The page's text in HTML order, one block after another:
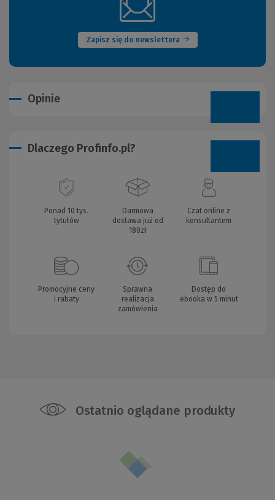
Zapisz się do newslettera
(Nowe
okno)
Opinie
Dlaczego Profinfo.pl?
Ponad 10 tys.
tytułów
Darmowa
dostawa już od
180zł
Czat online z
konsultantem
Promocyjne ceny
i rabaty
Sprawna
realizacja
zamówienia
Dostęp do
ebooka w 5 minut
Ostatnio oglądane produkty